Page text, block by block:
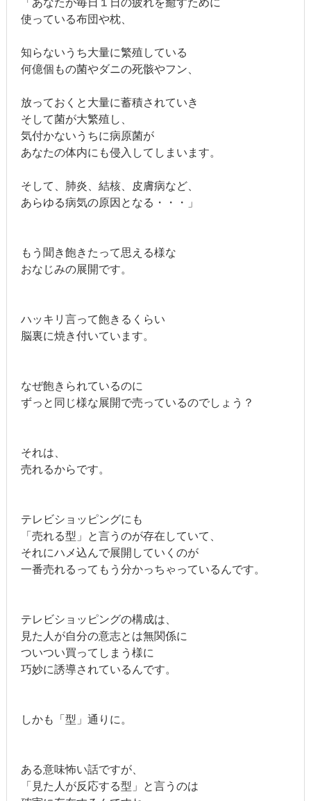
「あなたが毎日１日の疲れを癒すために
使っている布団や枕、
知らないうち大量に繁殖している
何億個もの菌やダニの死骸やフン、
放っておくと大量に蓄積されていき
そして菌が大繁殖し、
気付かないうちに病原菌が
あなたの体内にも侵入してしまいます。
そして、肺炎、結核、皮膚病など、
あらゆる病気の原因となる・・・」
もう聞き飽きたって思える様な
おなじみの展開です。
ハッキリ言って飽きるくらい
脳裏に焼き付いています。
なぜ飽きられているのに
ずっと同じ様な展開で売っているのでしょう？
それは、
売れるからです。
テレビショッピングにも
「売れる型」と言うのが存在していて、
それにハメ込んで展開していくのが
一番売れるってもう分かっちゃっているんです。
テレビショッピングの構成は、
見た人が自分の意志とは無関係に
ついつい買ってしまう様に
巧妙に誘導されているんです。
しかも「型」通りに。
ある意味怖い話ですが、
「見た人が反応する型」と言うのは